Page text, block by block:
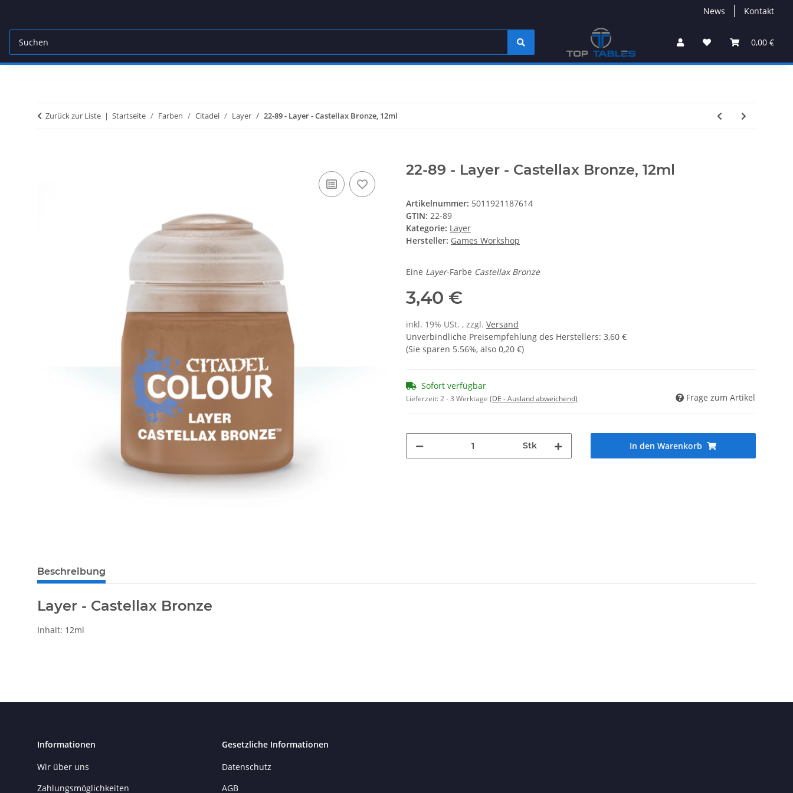
News Kontakt
0,00 €
Zurück zur Liste Startseite Farben Citadel Layer 22-89 - Layer - Castellax Bronze, 12ml
22-89 - Layer - Castellax Bronze, 12ml
Artikelnummer: 5011921187614
GTIN: 22-89
Kategorie: Layer
Hersteller: Games Workshop
Eine Layer-Farbe Castellax Bronze
3,40 €
inkl. 19% USt. , zzgl. Versand
Unverbindliche Preisempfehlung des Herstellers: 3,60 €
(Sie sparen 5.56%, also 0,20 €)
Sofort verfügbar
Lieferzeit:2 - 3 Werktage (DE - Ausland abweichend) Frage zum Artikel
Stk In den Warenkorb
Beschreibung
Layer - Castellax Bronze
Inhalt: 12ml
Informationen
Wir über uns
Zahlungsmöglichkeiten
Gesetzliche Informationen
Datenschutz
AGB